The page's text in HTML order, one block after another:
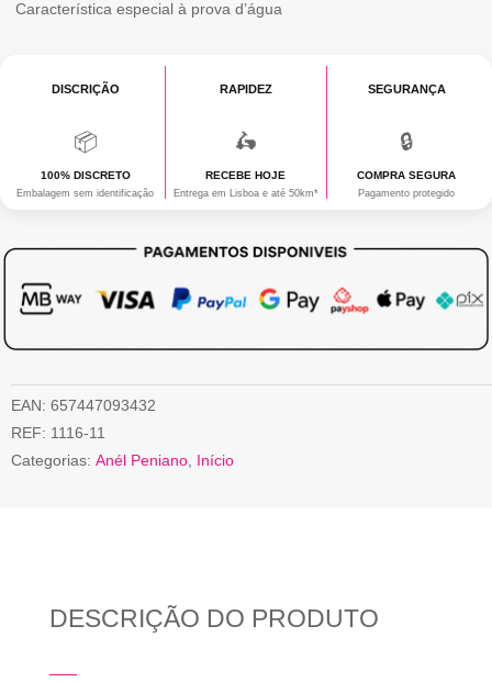
Característica especial à prova d’água
DISCRIÇÃO
📦
100% DISCRETO
Embalagem sem identificação
RAPIDEZ
🛵
RECEBE HOJE
Entrega em Lisboa e até 50km*
SEGURANÇA
🔒
COMPRA SEGURA
Pagamento protegido
EAN: 657447093432
REF: 1116-11
Categorias: Anél Peniano Início
DESCRIÇÃO DO PRODUTO